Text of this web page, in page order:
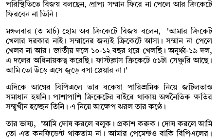
পরিস্থিতিতে বিজয় বলছেন, প্রাপ্য সম্মান ফিরে না পেলে আর ক্রিকেটে
ফিরবেন না তিনি।
মঙ্গলবার (৩ মার্চ) হোম অব ক্রিকেটে বিজয় বলেন, 'আমার ক্রিকেট
খেলার দরকার নাই। সম্মানের জন্যই ক্রিকেটে আসা। সম্মান না পেলে
খেলব না আর। জাতীয় দলে ১০-১২ বছর ধরে খেলছি। অনূর্ধ্ব-১৯ দল,
এ দলের অধিনায়কত্ব করেছি। ফার্স্টক্লাস ক্রিকেটে ৫১টা সেঞ্চুরি আছে।
আমি তো উড়ে এসে জুড়ে বসা প্লেয়ার না।'
এদিকে আগের বিপিএলে তার বকেয়া পারিশ্রমিক নিয়ে জটিলতাও
সমাধান হয়নি। পাশাপাশি ক্রিকেটের বাইরে থাকায় অর্থনৈতিক ক্ষতির
সম্মুখীন হচ্ছেন তিনি। এ নিয়ে আক্ষেপ ঝরল তার কণ্ঠে।
তার ভাষ্য, 'আমি দোষ করলে বলুক। প্রকাশ করুক। দোষ করলে আমি
তো এত কনফিডেন্ট থাকতাম না। আমার পেমেন্টও বাকি বিপিএলের।